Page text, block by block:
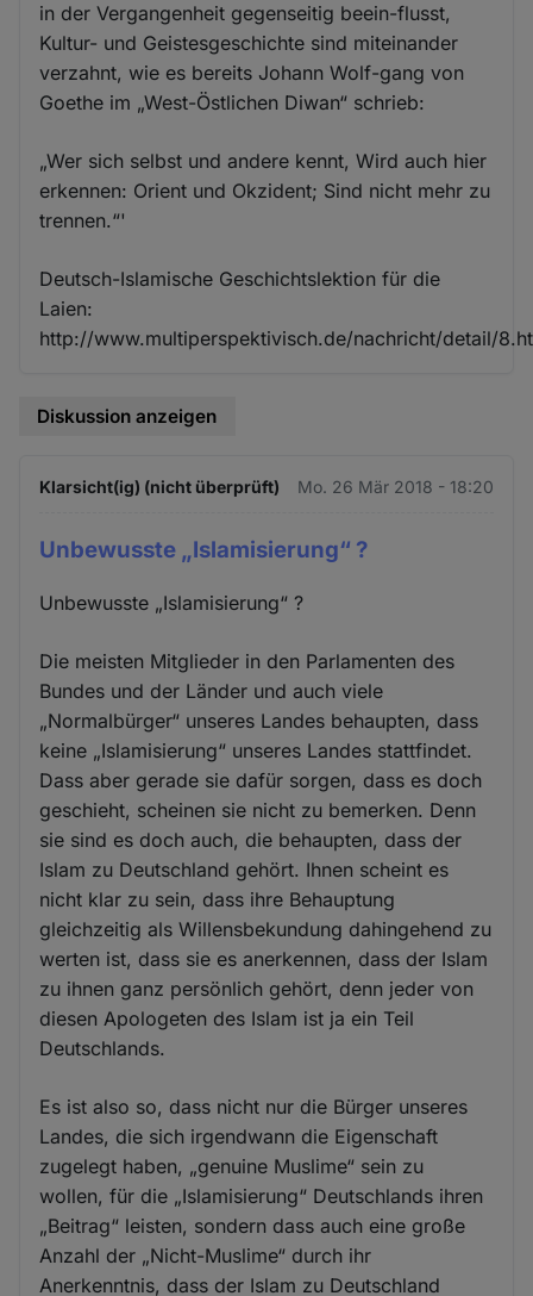
in der Vergangenheit gegenseitig beein-flusst,
Kultur- und Geistesgeschichte sind miteinander
verzahnt, wie es bereits Johann Wolf-gang von
Goethe im „West-Östlichen Diwan“ schrieb:
„Wer sich selbst und andere kennt, Wird auch hier
erkennen: Orient und Okzident; Sind nicht mehr zu
trennen.“'
Deutsch-Islamische Geschichtslektion für die
Laien:
http://www.multiperspektivisch.de/nachricht/detail/
Diskussion anzeigen
Klarsicht(ig) (nicht überprüft) Mo. 26 Mär 2018 - 18:20
Unbewusste „Islamisierung“ ?
Unbewusste „Islamisierung“ ?
Die meisten Mitglieder in den Parlamenten des
Bundes und der Länder und auch viele
„Normalbürger“ unseres Landes behaupten, dass
keine „Islamisierung“ unseres Landes stattfindet.
Dass aber gerade sie dafür sorgen, dass es doch
geschieht, scheinen sie nicht zu bemerken. Denn
sie sind es doch auch, die behaupten, dass der
Islam zu Deutschland gehört. Ihnen scheint es
nicht klar zu sein, dass ihre Behauptung
gleichzeitig als Willensbekundung dahingehend zu
werten ist, dass sie es anerkennen, dass der Islam
zu ihnen ganz persönlich gehört, denn jeder von
diesen Apologeten des Islam ist ja ein Teil
Deutschlands.
Es ist also so, dass nicht nur die Bürger unseres
Landes, die sich irgendwann die Eigenschaft
zugelegt haben, „genuine Muslime“ sein zu
wollen, für die „Islamisierung“ Deutschlands ihren
„Beitrag“ leisten, sondern dass auch eine große
Anzahl der „Nicht-Muslime“ durch ihr
Anerkenntnis, dass der Islam zu Deutschland